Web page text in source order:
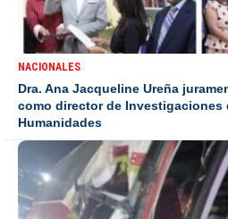
NACIONALES
Dra. Ana Jacqueline Ureña
como director de Investigaciones
Humanidades